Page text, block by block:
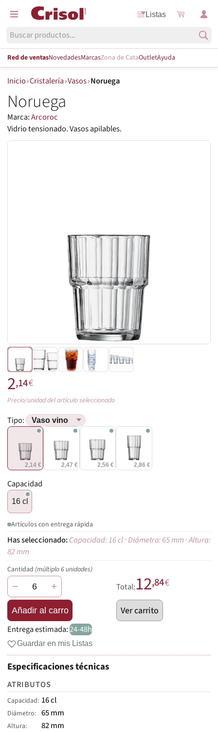
Listas
Red de ventasNovedadesMarcasZona de CataOutletAyuda
Inicio›Cristalería›Vasos›Noruega
Noruega
Marca:Arcoroc
Vidrio tensionado. Vasos apilables.
2,14€
Precio/unidad del artículo seleccionado
Tipo:
2,14 € 2,47 € 2,56 € 2,86 €
Capacidad
16 cl
Artículos con entrega rápida
Capacidad: 16 cl · Diámetro: 65 mm · Altura:
82 mm
Cantidad (múltiplo 6 unidades)
− +
Añadir al carro
Total:12,84€
Ver carrito
Entrega estimada:24-48h
Guardar en mis Listas
Especificaciones técnicas
ATRIBUTOS
Capacidad 16 cl
Diámetro 65 mm
Altura
82 mm